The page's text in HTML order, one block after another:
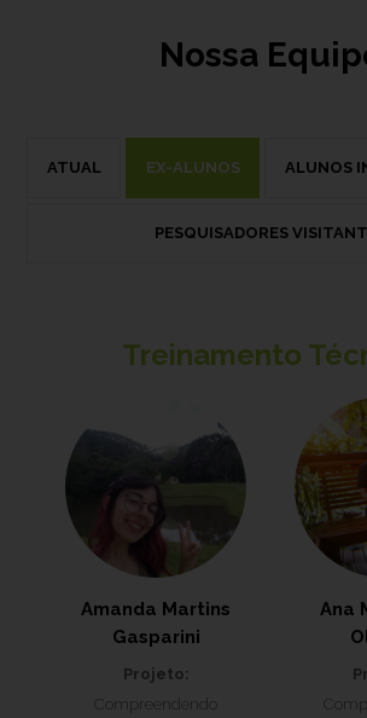
Nossa
ATUAL EX-ALUNOS ALUNOS
PESQUISADORES
Treinamento
Amanda Martins
Gasparini
Projeto:
Compreendendo
Ana